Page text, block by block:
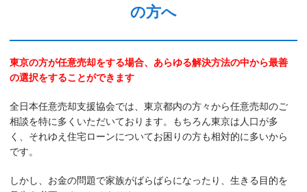
の方へ
東京の方が任意売却をする場合、あらゆる解決方法の中から最善
の選択をすることができます
全日本任意売却支援協会では、東京都内の方々から任意売却のご
相談を特に多くいただいております。もちろん東京は人口が多
く、それゆえ住宅ローンについてお困りの方も相対的に多いから
です。
しかし、お金の問題で家族がばらばらになったり、生きる目的を